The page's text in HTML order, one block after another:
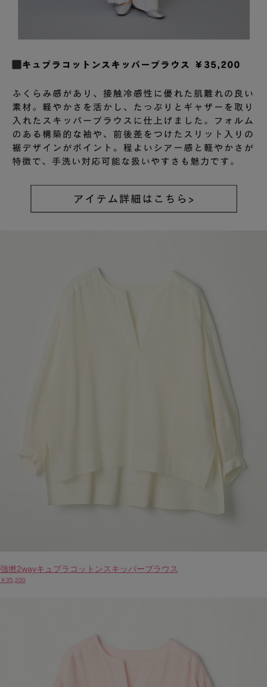
強撚2wayキュプラコットンスキッパーブラウス
￥35,200